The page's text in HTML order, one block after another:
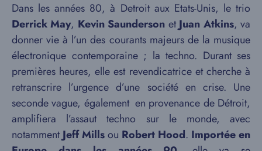
Dans les années 80, à Detroit aux Etats-Unis, le trio
Derrick May, Kevin Saunderson etJuan Atkins, va
donner vie à l’un des courants majeurs de la musique
électronique contemporaine ; la techno. Durant ses
premières heures, elle est revendicatrice et cherche à
retranscrire l’urgence d’une société en crise. Une
seconde vague, également en provenance de Détroit,
amplifiera l’assaut techno sur le monde, avec
notammentJeff Millsou Robert Hood. Importée en